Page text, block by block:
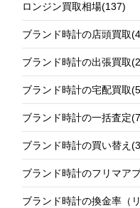
ロンジン買取相場(137)
ブランド時計の店頭買取
ブランド時計の出張買取
ブランド時計の宅配買取
ブランド時計の一括査定
ブランド時計の買い替え
ブランド時計のフリマア
ブランド時計の換金率（